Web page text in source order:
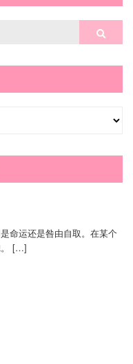
命运还是咎由自取。在某个
[…]